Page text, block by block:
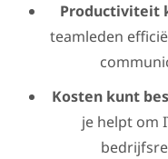
Productiviteit
teamleden
Kosten kunt
je helpt om